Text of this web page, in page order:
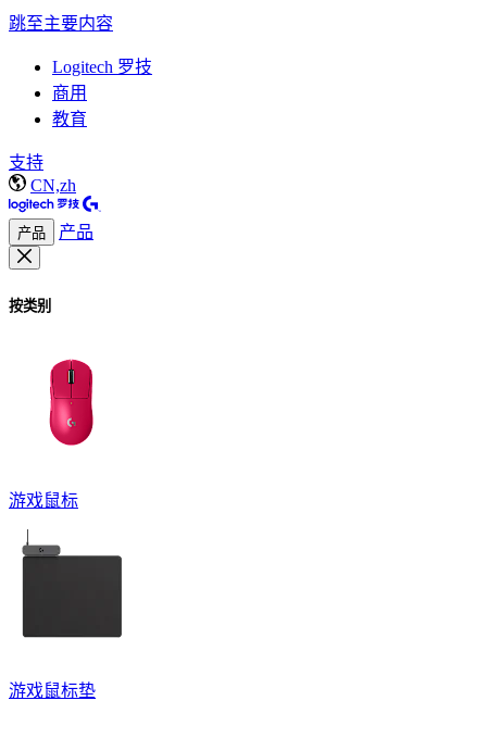
跳至主要内容
Logitech 罗技
商用
教育
支持
CN,zh
产品 产品
按类别
游戏鼠标
游戏鼠标垫